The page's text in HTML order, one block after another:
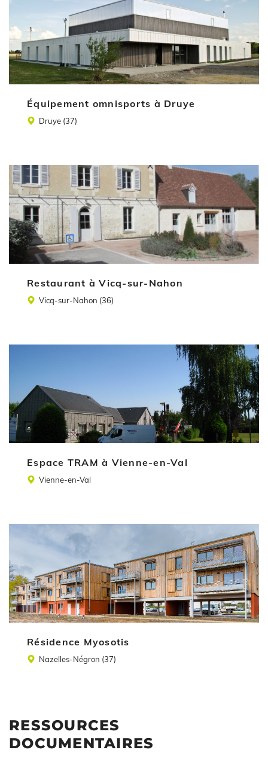
Équipement omnisports à Druye
Druye (37)
Illustration
Restaurant à Vicq-sur-Nahon
Vicq-sur-Nahon (36)
Espace TRAM à Vienne-en-Val
Vienne-en-Val
Résidence Myosotis
Nazelles-Négron (37)
RESSOURCES
DOCUMENTAIRES